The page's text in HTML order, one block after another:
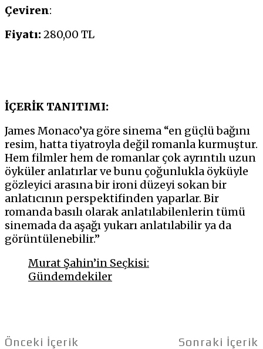
Çeviren:
Fiyatı:280,00 TL
İÇERİK TANITIMI:
James Monaco’ya göre sinema “en güçlü bağını
resim, hatta tiyatroyla değil romanla kurmuştur.
Hem filmler hem de romanlar çok ayrıntılı uzun
öyküler anlatırlar ve bunu çoğunlukla öyküyle
gözleyici arasına bir ironi düzeyi sokan bir
anlatıcının perspektifinden yaparlar. Bir
romanda basılı olarak anlatılabilenlerin tümü
sinemada da aşağı yukarı anlatılabilir ya da
görüntülenebilir.”
Murat Şahin’in Seçkisi:
Gündemdekiler
Önceki İçerik Sonraki İçerik